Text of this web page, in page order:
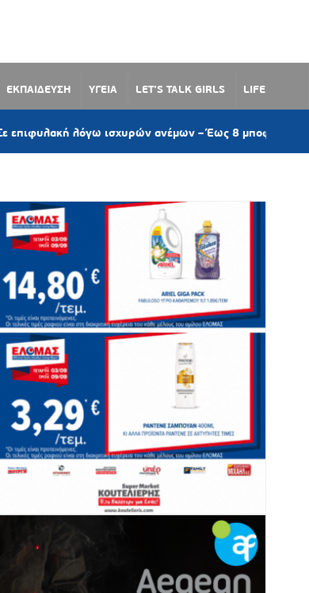
ΕΚΠΑΙΔΕΥΣΗ ΥΓΕΙΑ LET’S TALK GIRLS LIFE
λόγω ισχυρών ανέμων – Έως 8 μποφόρ στις Κυκλάδες